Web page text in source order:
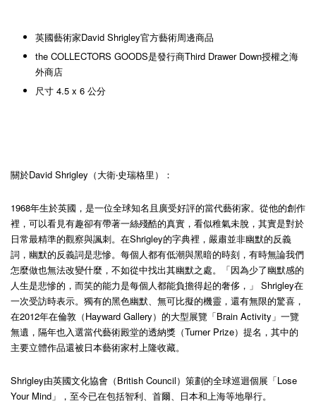
英國藝術家David Shrigley官方藝術周邊商品
the COLLECTORS GOODS是發行商Third Drawer Down授權之海
外商店
尺寸 4.5 x 6 公分
關於David Shrigley（大衛‧史瑞格里）：
1968年生於英國，是一位全球知名且廣受好評的當代藝術家。從他的創作
裡，可以看見有趣卻有帶著一絲殘酷的真實，看似稚氣未脫，其實是對於
日常最精準的觀察與諷刺。在Shrigley的字典裡，嚴肅並非幽默的反義
詞，幽默的反義詞是悲慘。每個人都有低潮與黑暗的時刻，有時無論我們
怎麼做也無法改變什麼，不如從中找出其幽默之處。「因為少了幽默感的
人生是悲慘的，而笑的能力是每個人都能負擔得起的奢侈，」 Shrigley在
一次受訪時表示。獨有的黑色幽默、無可比擬的機靈，還有無限的驚喜，
在2012年在倫敦（Hayward Gallery）的大型展覽「Brain Activity」一覽
無遺，隔年也入選當代藝術殿堂的透納獎（Turner Prize）提名，其中的
主要立體作品還被日本藝術家村上隆收藏。
Shrigley由英國文化協會（British Council）策劃的全球巡迴個展「Lose
Your Mind」，至今已在包括智利、首爾、日本和上海等地舉行。